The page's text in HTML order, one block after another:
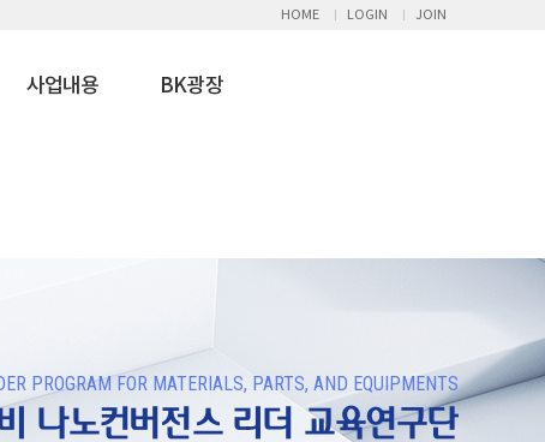
HOME LOGIN JOIN
사업내용 BK광장
PROGRAM FOR MATERIALS, PARTS, AND EQUIPMENTS
비 나노컨버전스 리더 교육연구단